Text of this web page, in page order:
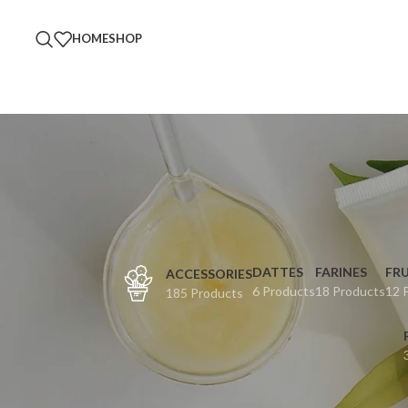
HOMESHOP
ACCESSORIES
185 Products
DATTES
6 Products
FARINES
18 Products12